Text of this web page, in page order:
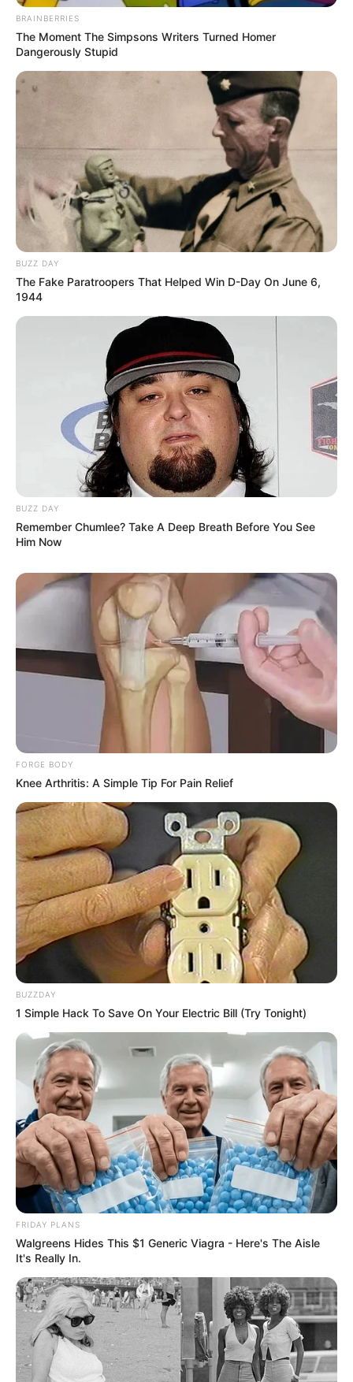
BRAINBERRIES
The Moment The Simpsons Writers Turned Homer
Dangerously Stupid
BUZZ DAY
The Fake Paratroopers That Helped Win D-Day On June 6,
1944
BUZZ DAY
Remember Chumlee? Take A Deep Breath Before You See
Him Now
FORGE BODY
Knee Arthritis: A Simple Tip For Pain Relief
BUZZDAY
1 Simple Hack To Save On Your Electric Bill (Try Tonight)
FRIDAY PLANS
Walgreens Hides This $1 Generic Viagra - Here's The Aisle
It's Really In.